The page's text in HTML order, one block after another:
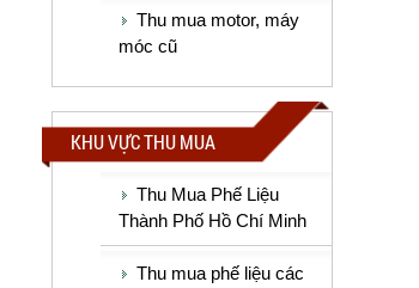
Thu mua motor, máy
móc cũ
KHU VỰC THU MUA
Thu Mua Phế Liệu
Thành Phố Hồ Chí Minh
Thu mua phế liệu các